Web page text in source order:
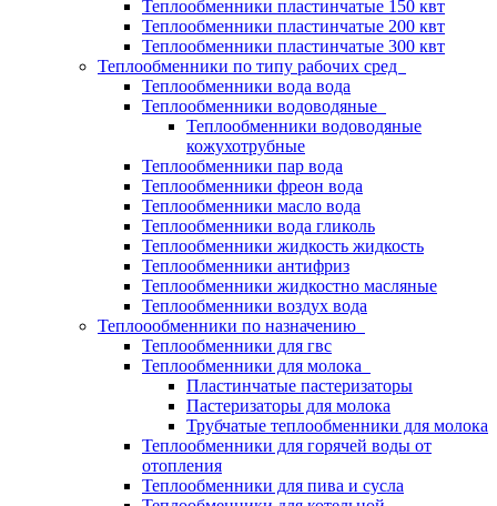
Теплообменники пластинчатые 150 квт
Теплообменники пластинчатые 200 квт
Теплообменники пластинчатые 300 квт
Теплообменники по типу рабочих сред
Теплообменники вода вода
Теплообменники водоводяные
Теплообменники водоводяные
кожухотрубные
Теплообменники пар вода
Теплообменники фреон вода
Теплообменники масло вода
Теплообменники вода гликоль
Теплообменники жидкость жидкость
Теплообменники антифриз
Теплообменники жидкостно масляные
Теплообменники воздух вода
Теплоообменники по назначению
Теплообменники для гвс
Теплообменники для молока
Пластинчатые пастеризаторы
Пастеризаторы для молока
Трубчатые теплообменники для молока
Теплообменники для горячей воды от
отопления
Теплообменники для пива и сусла